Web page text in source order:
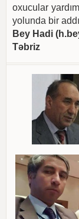
oxucular
yolunda bir
Bey Hadi (
Təbriz